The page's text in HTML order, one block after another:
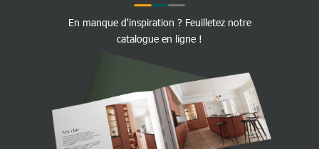
En manque d'inspiration ? Feuilletez notre
catalogue en ligne !